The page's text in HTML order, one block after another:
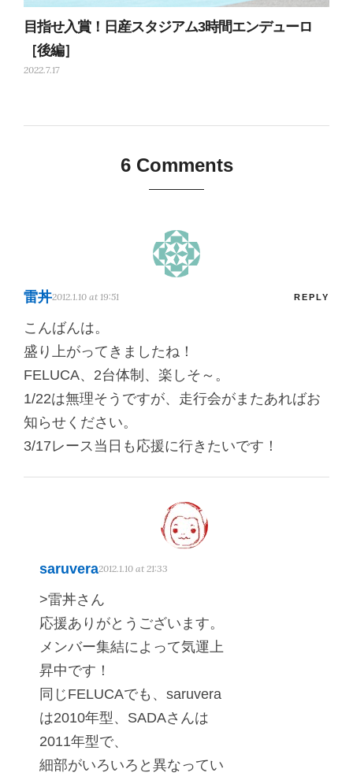
目指せ入賞！日産スタジアム3時間エンデューロ
［後編］
2022.7.17
6 Comments
雷丼2012.1.10 at 19:51 REPLY
こんばんは。
盛り上がってきましたね！
FELUCA、2台体制、楽しそ～。
1/22は無理そうですが、走行会がまたあればお
知らせください。
3/17レース当日も応援に行きたいです！
saruvera2012.1.10 at 21:33
>雷丼さん
応援ありがとうございます。
メンバー集結によって気運上
昇中です！
同じFELUCAでも、saruvera
は2010年型、SADAさんは
2011年型で、
細部がいろいろと異なってい